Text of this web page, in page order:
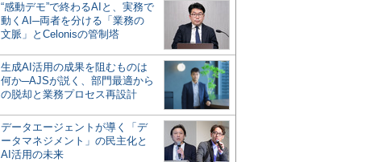
“感動デモ”で終わるAIと、実務で
動くAI─両者を分ける「業務の
文脈」とCelonisの管制塔
生成AI活用の成果を阻むものは
何か─AJSが説く、部門最適から
の脱却と業務プロセス再設計
データエージェントが導く「デ
ータマネジメント」の民主化と
AI活用の未来